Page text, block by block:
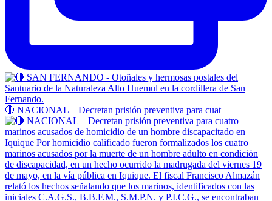
🔴 NACIONAL – Decretan prisión preventiva para cuat